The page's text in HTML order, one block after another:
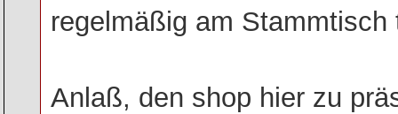
regelmäßig am Stammtisch
Anlaß, den shop hier zu